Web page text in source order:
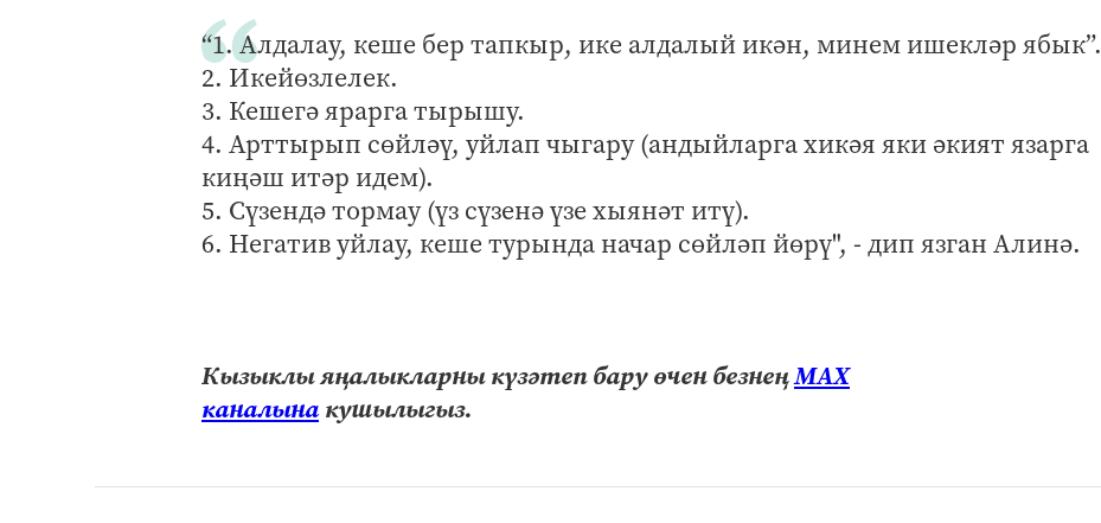
“1. Алдалау, кеше бер тапкыр, ике алдалый икән, минем ишекләр ябык”.
2. Икейөзлелек.
3. Кешегә ярарга тырышу.
4. Арттырып сөйләү, уйлап чыгару (андыйларга хикәя яки әкият язарга
киңәш итәр идем).
5. Сүзендә тормау (үз сүзенә үзе хыянәт итү).
6. Негатив уйлау, кеше турында начар сөйләп йөрү", - дип язган Алинә.
Кызыклы яңалыкларны күзәтеп бару өчен безнеңМАХ
каналына кушылыгыз.